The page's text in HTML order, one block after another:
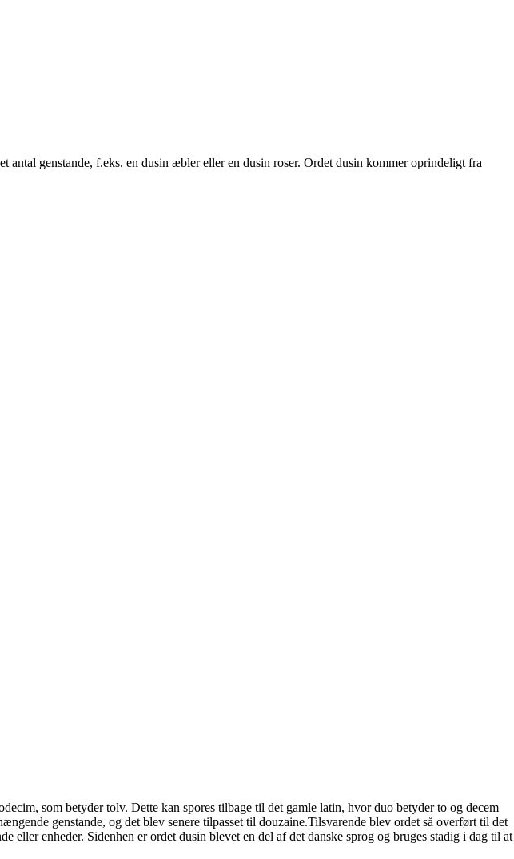
genstande, f.eks. en dusin æbler eller en dusin roser. Ordet dusin kommer oprindeligt fra
som betyder tolv. Dette kan spores tilbage til det gamle latin, hvor duo betyder to og decem
genstande, og det blev senere tilpasset til douzaine.Tilsvarende blev ordet så overført til det
eller enheder. Sidenhen er ordet dusin blevet en del af det danske sprog og bruges stadig i dag til at